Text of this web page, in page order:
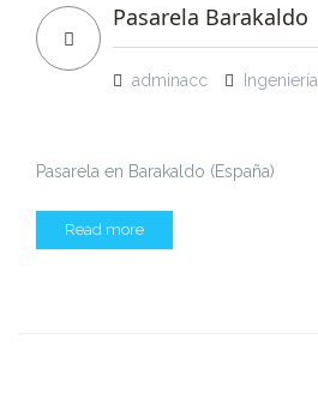
Pasarela Barakaldo
adminacc Ingeniería
Pasarela en Barakaldo (España)
Read more